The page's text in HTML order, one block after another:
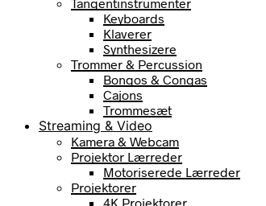
Keyboards
Klaverer
Synthesizere
Trommer & Percussion
Bongos & Congas
Cajons
Trommesæt
Streaming & Video
Kamera & Webcam
Projektor Lærreder
Motoriserede Lærreder
Projektorer
4K Projektorer